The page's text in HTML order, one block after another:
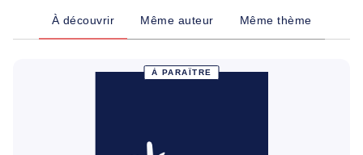
À découvrir Même auteur Même thème
À PARAÎTRE